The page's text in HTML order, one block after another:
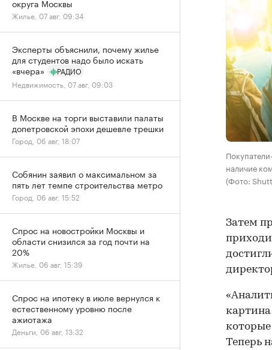
наличие
(Фото:
Затем
картина
которые
Теперь
округа Москвы
Жилье, 07 авг, 09:34
Эксперты объяснили, почему жилье
для студентов надо было искать
«вчера»
РАДИО
Недвижимость, 07 авг, 09:03
В Москве на торги выставили палаты
допетровской эпохи дешевле трешки
Город, 06 авг, 18:07
Собянин заявил о максимальном за
пять лет темпе строительства метро
Город, 06 авг, 15:52
Спрос на новостройки Москвы и
области снизился за год почти на
20%
Жилье, 06 авг, 15:39
Спрос на ипотеку в июле вернулся к
естественному уровню после
ажиотажа
Деньги, 06 авг, 13:32